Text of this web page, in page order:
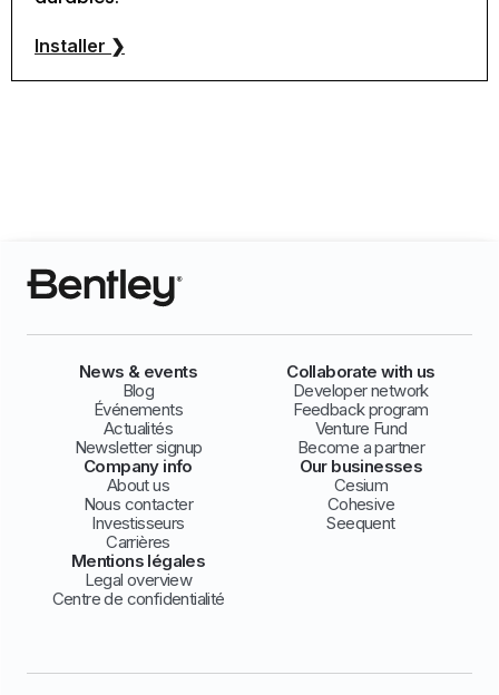
Installer ❯
News & events
Blog
Événements
Actualités
Newsletter signup
Collaborate with us
Developer network
Feedback program
Venture Fund
Become a partner
Company info
About us
Nous contacter
Investisseurs
Carrières
Our businesses
Cesium
Cohesive
Seequent
Mentions légales
Legal overview
Centre de confidentialité